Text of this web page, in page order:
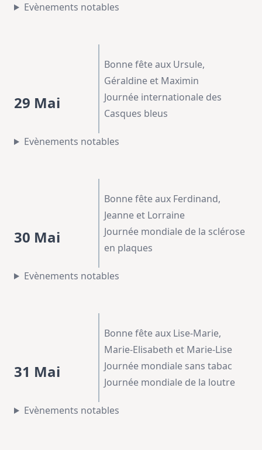
Evènements notables
29 Mai
Bonne fête aux Ursule,
Géraldine et Maximin
Journée internationale des
Casques bleus
Evènements notables
30 Mai
Bonne fête aux Ferdinand,
Jeanne et Lorraine
Journée mondiale de la sclérose
en plaques
Evènements notables
31 Mai
Bonne fête aux Lise-Marie,
Marie-Elisabeth et Marie-Lise
Journée mondiale sans tabac
Journée mondiale de la loutre
Evènements notables